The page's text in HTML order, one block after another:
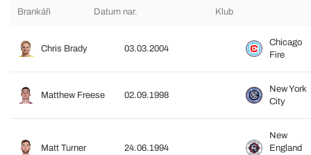
Brankáři Datum nar. Klub
Chris Brady 03.03.2004
Chicago
Fire
Matthew Freese 02.09.1998
New York
City
Matt Turner 24.06.1994
New
England